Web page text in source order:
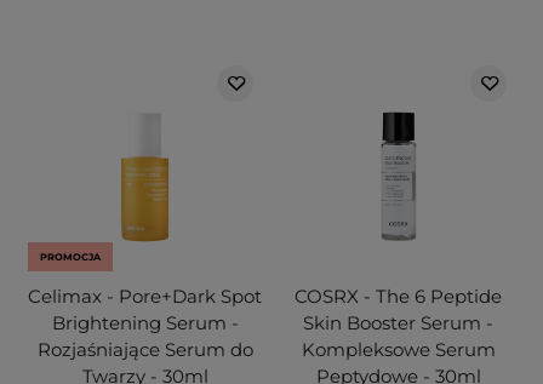
PROMOCJA
Celimax - Pore+Dark Spot
Brightening Serum -
Rozjaśniające Serum do
Twarzy - 30ml
COSRX - The 6 Peptide
Skin Booster Serum -
Kompleksowe Serum
Peptydowe - 30ml